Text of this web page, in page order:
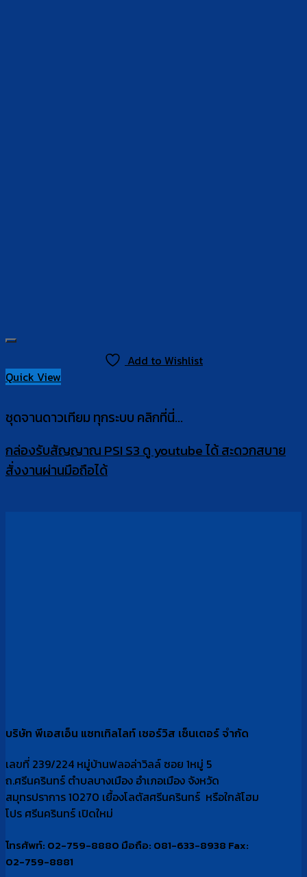
Add to Wishlist
Quick View
ชุดจานดาวเทียม ทุกระบบ คลิกที่นี่...
กล่องรับสัญญาณ PSI S3 ดู youtube ได้ สะดวกสบาย
สั่งงานผ่านมือถือได้
บริษัท พีเอสเอ็น แซทเทิลไลท์ เซอร์วิส เซ็นเตอร์ จำกัด
เลขที่ 239/224 หมู่บ้านฟลอล่าวิลล์ ซอย 1หมู่ 5
ถ.ศรีนครินทร์ ตำบลบางเมือง อำเภอเมือง จังหวัด
สมุทรปราการ 10270 เยื้องโลตัสศรีนครินทร์ หรือใกล้โฮม
โปร ศรีนครินทร์ เปิดใหม่
โทรศัพท์: 02-759-8880 มือถือ: 081-633-8938 Fax:
02-759-8881